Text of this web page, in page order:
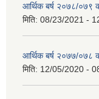
आर्थिक बर्ष २०७८/०७९
मिति: 08/23/2021 -
आर्थिक बर्ष २०७७/०७८
मिति: 12/05/2020 -